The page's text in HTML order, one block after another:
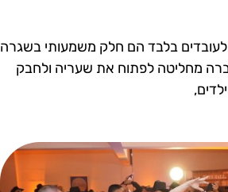
לעובדים בלבד הם חלק משמעותי בשגרה
מחליטה לפתוח את שעריה ולחבק